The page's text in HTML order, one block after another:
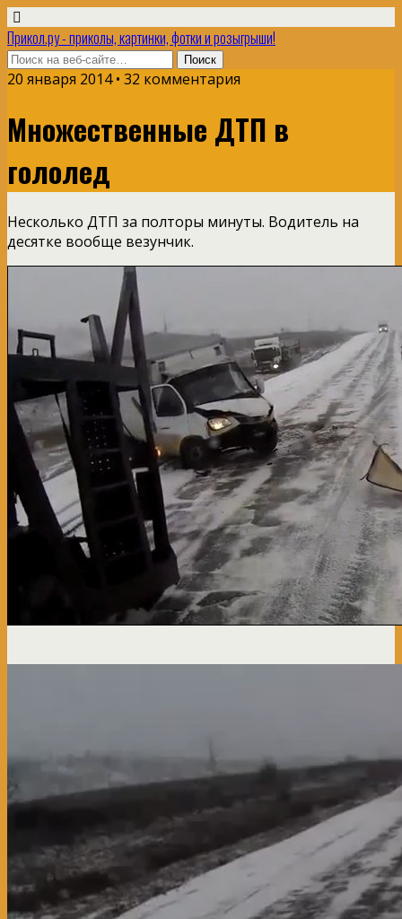
Прикол.ру - приколы, картинки, фотки и розыгрыши!
20 января 2014 • 32 комментария
Множественные ДТП в
гололед
Несколько ДТП за полторы минуты. Водитель на
десятке вообще везунчик.